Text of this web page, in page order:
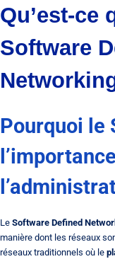
Qu’est-ce
Software
Pourquoi le
Le Software Defined
manière dont les réseaux
réseaux traditionnels où le